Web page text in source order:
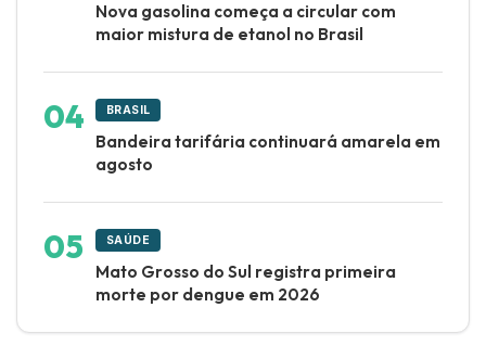
Nova gasolina começa a circular com
maior mistura de etanol no Brasil
BRASIL
Bandeira tarifária continuará amarela em
agosto
SAÚDE
Mato Grosso do Sul registra primeira
morte por dengue em 2026